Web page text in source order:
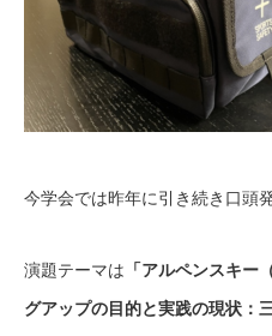
今学会では昨年に引き続き口頭
演題テーマは 「アルペンスキー
グアップの目的と実践の現状：